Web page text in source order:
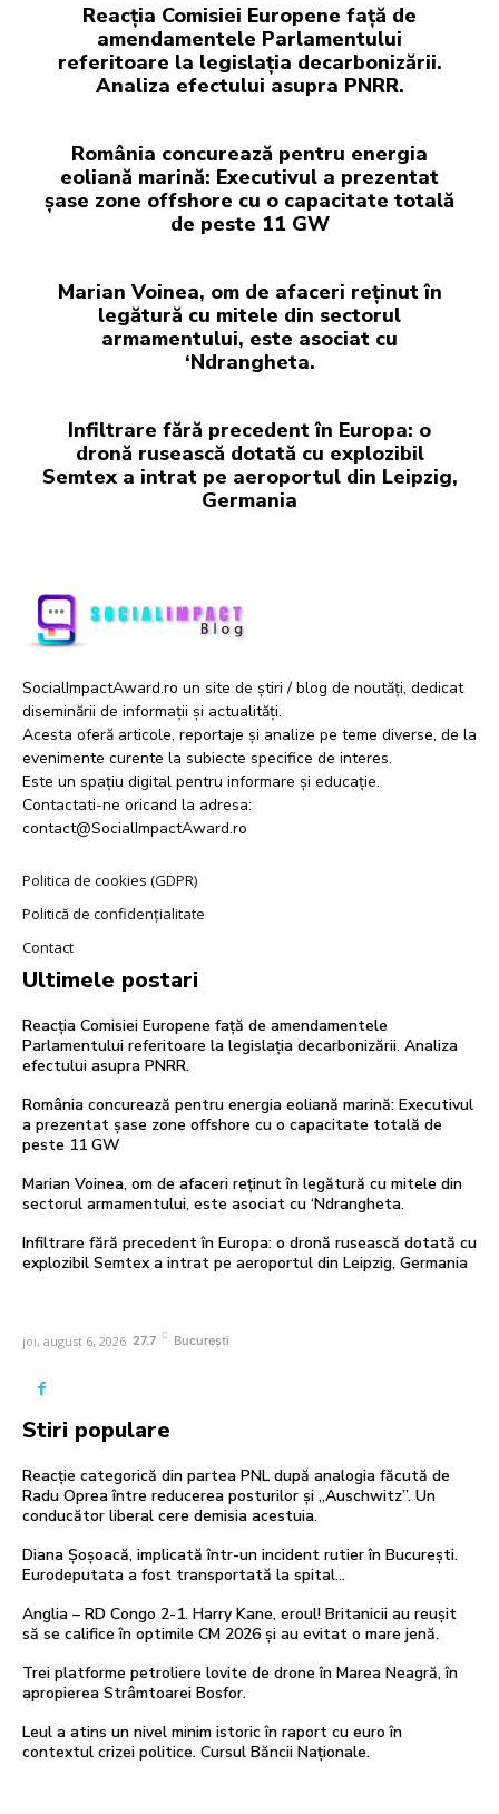
Reacția Comisiei Europene față de
amendamentele Parlamentului
referitoare la legislația decarbonizării.
Analiza efectului asupra PNRR.
România concurează pentru energia
eoliană marină: Executivul a prezentat
șase zone offshore cu o capacitate totală
de peste 11 GW
Marian Voinea, om de afaceri reținut în
legătură cu mitele din sectorul
armamentului, este asociat cu
‘Ndrangheta.
Infiltrare fără precedent în Europa: o
dronă rusească dotată cu explozibil
Semtex a intrat pe aeroportul din Leipzig,
Germania
SocialImpactAward.ro un site de știri / blog de noutăți, dedicat
diseminării de informații și actualități.
Acesta oferă articole, reportaje și analize pe teme diverse, de la
evenimente curente la subiecte specifice de interes.
Este un spațiu digital pentru informare și educație.
Contactati-ne oricand la adresa:
contact@SocialImpactAward.ro
Politica de cookies (GDPR)
Politică de confidențialitate
Contact
Ultimele postari
Reacția Comisiei Europene față de amendamentele
Parlamentului referitoare la legislația decarbonizării. Analiza
efectului asupra PNRR.
România concurează pentru energia eoliană marină: Executivul
a prezentat șase zone offshore cu o capacitate totală de
peste 11 GW
Marian Voinea, om de afaceri reținut în legătură cu mitele din
sectorul armamentului, este asociat cu ‘Ndrangheta.
Infiltrare fără precedent în Europa: o dronă rusească dotată cu
explozibil Semtex a intrat pe aeroportul din Leipzig, Germania
joi, august 6, 2026 27.7 C București
Stiri populare
Reacție categorică din partea PNL după analogia făcută de
Radu Oprea între reducerea posturilor și „Auschwitz”. Un
conducător liberal cere demisia acestuia.
Diana Șoșoacă, implicată într-un incident rutier în București.
Eurodeputata a fost transportată la spital…
Anglia – RD Congo 2-1. Harry Kane, eroul! Britanicii au reușit
să se califice în optimile CM 2026 și au evitat o mare jenă.
Trei platforme petroliere lovite de drone în Marea Neagră, în
apropierea Strâmtoarei Bosfor.
Leul a atins un nivel minim istoric în raport cu euro în
contextul crizei politice. Cursul Băncii Naționale.